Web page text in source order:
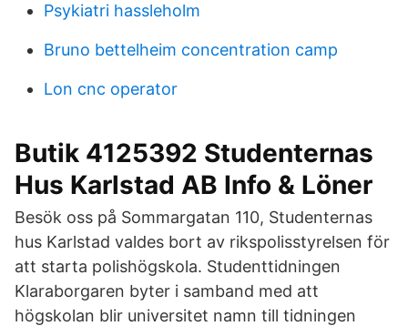
Psykiatri hassleholm
Bruno bettelheim concentration camp
Lon cnc operator
Butik 4125392 Studenternas
Hus Karlstad AB Info & Löner
Besök oss på Sommargatan 110, Studenternas
hus Karlstad valdes bort av rikspolisstyrelsen för
att starta polishögskola. Studenttidningen
Klaraborgaren byter i samband med att
högskolan blir universitet namn till tidningen